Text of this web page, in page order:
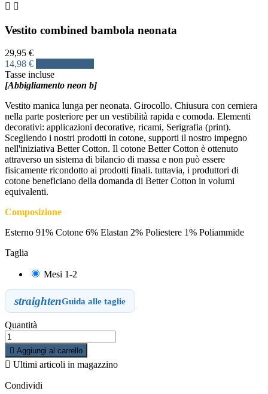
 
Vestito combined bambola neonata
29,95 €
14,98 €
Tasse incluse
[Abbigliamento neon b]
Vestito manica lunga per neonata. Girocollo. Chiusura con cerniera
nella parte posteriore per un vestibilità rapida e comoda. Elementi
decorativi: applicazioni decorative, ricami, Serigrafia (print).
Scegliendo i nostri prodotti in cotone, supporti il nostro impegno
nell'iniziativa Better Cotton. Il cotone Better Cotton è ottenuto
attraverso un sistema di bilancio di massa e non può essere
fisicamente ricondotto ai prodotti finali. tuttavia, i produttori di
cotone beneficiano della domanda di Better Cotton in volumi
equivalenti.
Composizione
Esterno 91% Cotone 6% Elastan 2% Poliestere 1% Poliammide
Taglia
Mesi 1-2
straightenGuida alle taglie
Quantità
 Aggiungi al carrello
 Ultimi articoli in magazzino
Condividi